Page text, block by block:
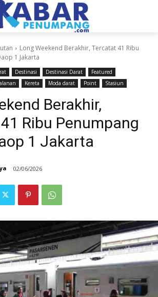
Long Weekend Berakhir, Tercatat 41 Ribu
1 Jakarta
Destinasi Destinasi Darat
Featured
Kereta Moda darat Point Stasiun
Berakhir,
Ribu Penumpang
1 Jakarta
02/06/2026